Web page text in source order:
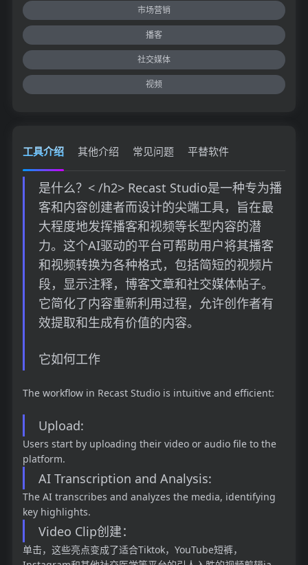
市场营销
播客
社交媒体
视频
工具介绍 其他介绍 常见问题 平替软件
是什么？< /h2> Recast Studio是一种专为播
客和内容创建者而设计的尖端工具，旨在最
大程度地发挥播客和视频等长型内容的潜
力。这个AI驱动的平台可帮助用户将其播客
和视频转换为各种格式，包括简短的视频片
段，显示注释，博客文章和社交媒体帖子。
它简化了内容重新利用过程，允许创作者有
效提取和生成有价值的内容。
它如何工作
The workflow in Recast Studio is intuitive and efficient:
Upload:
Users start by uploading their video or audio file to the
platform.
AI Transcription and Analysis:
The AI transcribes and analyzes the media, identifying
key highlights.
Video Clip创建：
单击，这些亮点变成了适合Tiktok，YouTube短裤，